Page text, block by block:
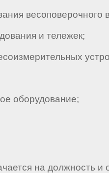
весоповерочного
и тележек;
оборудование;
на должность и